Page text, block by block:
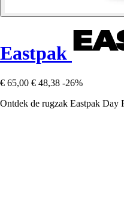
Eastpak
€ 65,00 € 48,38 -26%
Ontdek de rugzak Eastpak Day